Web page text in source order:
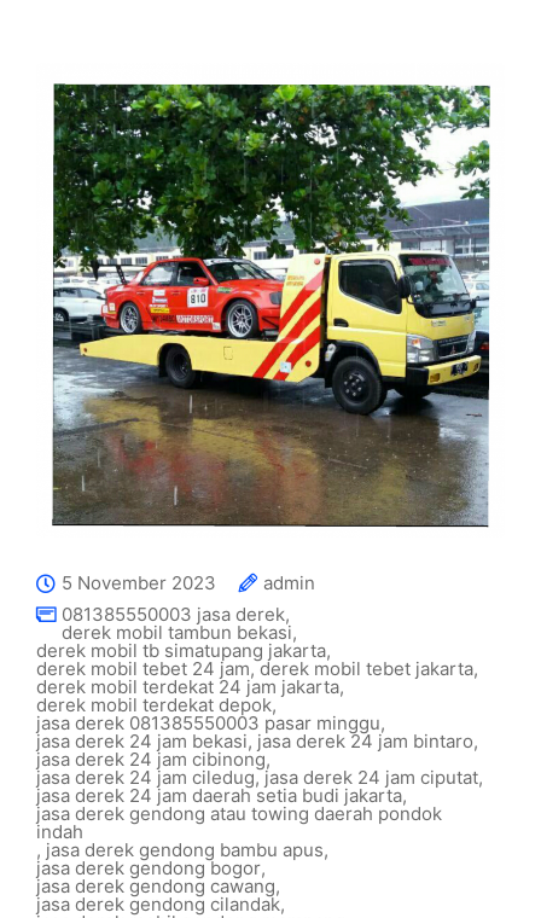
5 November 2023
admin
081385550003 jasa derek,
derek mobil tambun bekasi,
derek mobil tb simatupang jakarta,
derek mobil tebet 24 jam,derek mobil tebet jakarta,
derek mobil terdekat 24 jam jakarta,
derek mobil terdekat depok,
jasa derek 081385550003 pasar minggu,
jasa derek 24 jam bekasi, jasa derek 24 jam bintaro,
jasa derek 24 jam cibinong,
jasa derek 24 jam ciledug,jasa derek 24 jam ciputat,
jasa derek 24 jam daerah setia budi jakarta,
jasa derek gendong atau towing daerah pondok
indah
, jasa derek gendong bambu apus,
jasa derek gendong bogor,
jasa derek gendong cawang,
jasa derek gendong cilandak,